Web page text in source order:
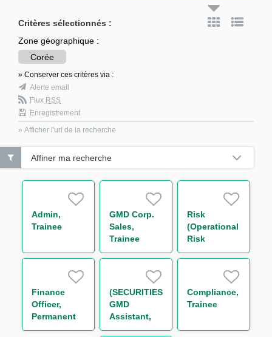
Critères sélectionnés :
Zone géographique :
Corée
» Conserver ces critères via :
Alerte email
Flux RSS
Enregistrement
» Afficher l'url de la recherche
Admin,
Trainee
GMD Corp.
Sales,
Trainee
Risk
(Operational
Risk
Management),
Finance
Officer,
Permanent
(SECURITIES)
GMD
Assistant,
Permanent
Compliance,
Trainee
Affiner ma recherche